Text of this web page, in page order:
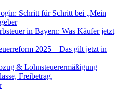
Schritt für Schritt bei „Mein
in Bayern: Was Käufer jetzt
2025 – Das gilt jetzt in
& Lohnsteuerermäßigung
Freibetrag,